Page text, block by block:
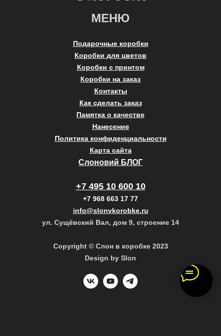
МЕНЮ
Подарочные коробки
Коробки для цветов
Коробки с принтом
Коробки на заказ
Контакты
Как сделать заказ
Памятка о качестве
Нанесение
Политика конфиденциальности
Карта сайта
Слоновий БЛОГ
+7 495 10 600 10
+7 968 663 17 77
info@slonvkorobke.ru
ул. Сущёвский Вал, дом 9, строение 14
Copyright © Слон в коробке 2023
Design by Slon